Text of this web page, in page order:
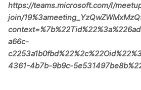
https://teams.microsoft.com/l/
join/
a66c-
4361-4b7b-9b9c-